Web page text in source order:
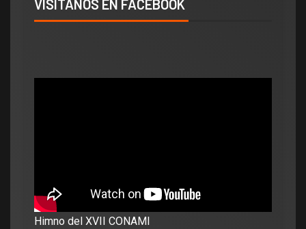
VISÍTANOS EN FACEBOOK
Himno del XVII CONAMI